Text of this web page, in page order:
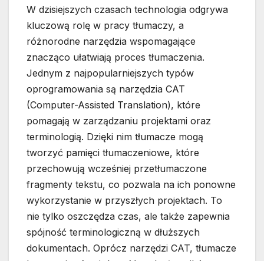
W dzisiejszych czasach technologia odgrywa
kluczową rolę w pracy tłumaczy, a
różnorodne narzędzia wspomagające
znacząco ułatwiają proces tłumaczenia.
Jednym z najpopularniejszych typów
oprogramowania są narzędzia CAT
(Computer-Assisted Translation), które
pomagają w zarządzaniu projektami oraz
terminologią. Dzięki nim tłumacze mogą
tworzyć pamięci tłumaczeniowe, które
przechowują wcześniej przetłumaczone
fragmenty tekstu, co pozwala na ich ponowne
wykorzystanie w przyszłych projektach. To
nie tylko oszczędza czas, ale także zapewnia
spójność terminologiczną w dłuższych
dokumentach. Oprócz narzędzi CAT, tłumacze